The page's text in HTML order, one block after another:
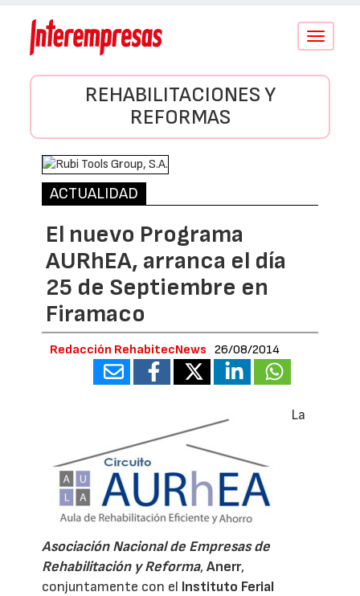
Conmutar
REHABILITACIONES Y
REFORMAS
ACTUALIDAD
El nuevo Programa
AURhEA, arranca el día
25 de Septiembre en
Firamaco
Redacción RehabitecNews 26/08/2014
La
Asociación Nacional de Empresas de
Rehabilitación y Reforma,Anerr,
conjuntamente con el Instituto Ferial